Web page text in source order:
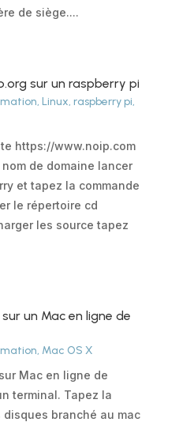
de siège....
sur un raspberry pi
, Linux, raspberry pi,
https://www.noip.com
de domaine lancer
et tapez la commande
le répertoire cd
les source tapez
un Mac en ligne de
, Mac OS X
Mac en ligne de
terminal. Tapez la
branché au mac